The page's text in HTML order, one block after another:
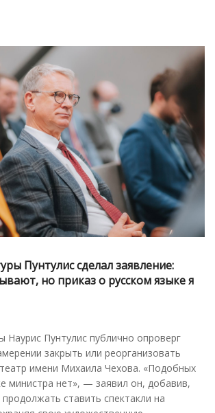
Пунтулис сделал заявление:
но приказ о русском языке я
Наурис Пунтулис публично опроверг
закрыть или реорганизовать
имени Михаила Чехова. «Подобных
министра нет», — заявил он, добавив,
ставить спектакли на